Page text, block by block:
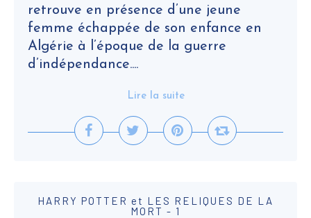
retrouve en présence d’une jeune
femme échappée de son enfance en
Algérie à l’époque de la guerre
d’indépendance....
Lire la suite
HARRY POTTER et LES RELIQUES DE LA
MORT - 1